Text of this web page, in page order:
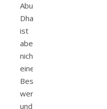
Abu
Dhabi
ist
aber
nichtsdestotrotz
einen
Besuch
wert
und